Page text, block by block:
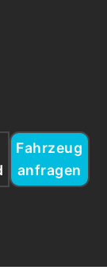
Fahrzeug
anfragen